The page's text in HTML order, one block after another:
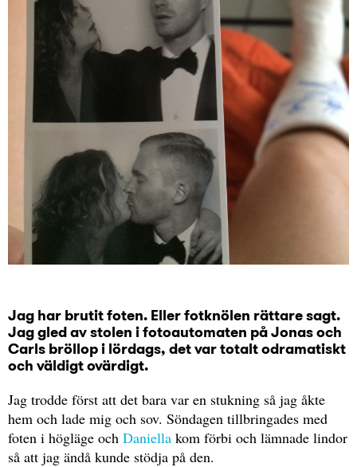
Jag har brutit foten. Eller fotknölen rättare sagt.
Jag gled av stolen i fotoautomaten på Jonas och
Carls bröllop i lördags, det var totalt odramatiskt
och väldigt ovärdigt.
Jag trodde först att det bara var en stukning så jag åkte
hem och lade mig och sov. Söndagen tillbringades med
foten i högläge och Daniella kom förbi och lämnade lindor
så att jag ändå kunde stödja på den.